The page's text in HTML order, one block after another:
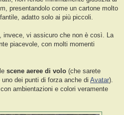
presentandolo come un cartone molto
adatto solo ai più piccoli.
invece, vi assicuro che non è così. La
piacevole, con molti momenti
scene aeree di volo (che sarete
dei punti di forza anche di Avatar).
ambientazioni e colori veramente